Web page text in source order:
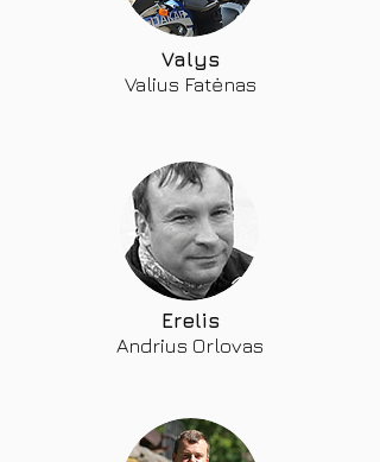
Valys
Valius Fatėnas
Erelis
Andrius Orlovas